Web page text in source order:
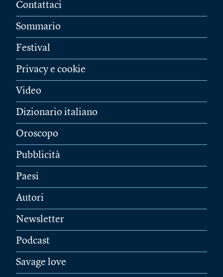
Contattaci
Sommario
Festival
Privacy e cookie
Video
Dizionario italiano
Oroscopo
Pubblicità
Paesi
Autori
Newsletter
Podcast
Savage love